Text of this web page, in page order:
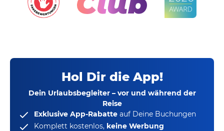
Hol Dir die App!
Dein Urlaubsbegleiter – vor und während der
Reise
Exklusive App-Rabatte auf Deine Buchungen
Komplett kostenlos, keine Werbung